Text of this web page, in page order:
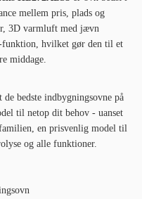
mellem pris, plads og
3D varmluft med jævn
hvilket gør den til et
middage.
bedste indbygningsovne på
til netop dit behov - uanset
en prisvenlig model til
og alle funktioner.